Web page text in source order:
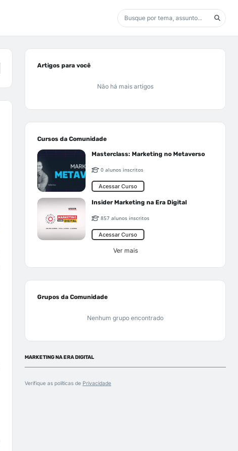
Artigos para você
Não há mais artigos
Cursos da Comunidade
Masterclass: Marketing no Metaverso
0 alunos inscritos
Acessar Curso
Insider Marketing na Era Digital
857 alunos inscritos
Acessar Curso
Ver mais
Grupos da Comunidade
Nenhum grupo encontrado
MARKETING NA ERA DIGITAL
Verifique as políticas de Privacidade